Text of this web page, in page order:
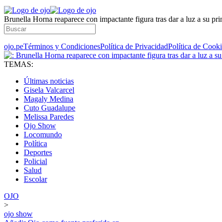
Brunella Horna reaparece con impactante figura tras dar a luz a su
ojo.peTérminos y CondicionesPolítica de PrivacidadPolítica de
TEMAS:
Últimas noticias
Gisela Valcarcel
Magaly Medina
Cuto Guadalupe
Melissa Paredes
Ojo Show
Locomundo
Política
Deportes
Policial
Salud
Escolar
OJO
>
ojo show